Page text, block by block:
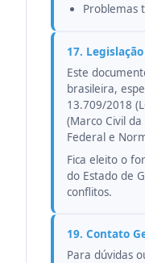
Problemas
17.
Este
brasileira,
13.709/2018
(Marco Civil
Federal e
Fica eleito o
do Estado de
conflitos.
19. Contato
Para dúvidas